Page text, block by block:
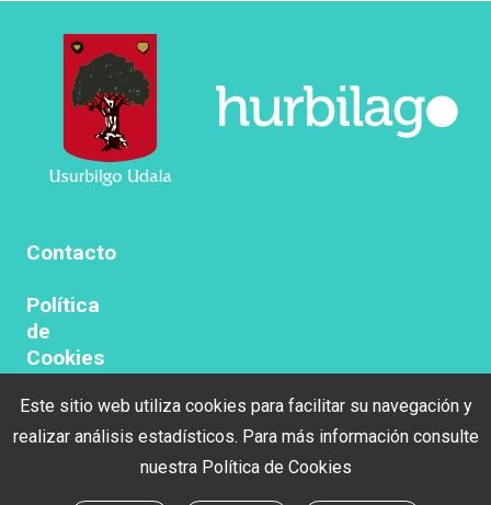
Contacto
Política
de
Cookies
Politica
de
Este sitio web utiliza cookies para facilitar su navegación y
realizar análisis estadísticos. Para más información consulte
nuestra Política de Cookies